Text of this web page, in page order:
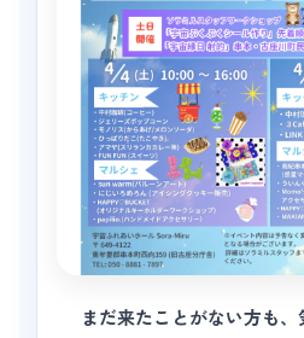
まだ来たことがない方も